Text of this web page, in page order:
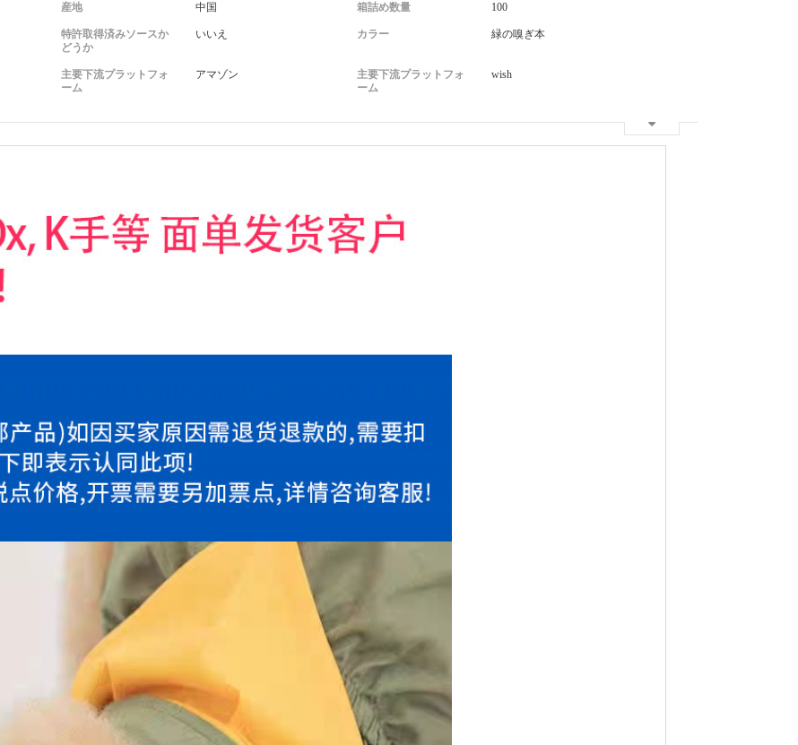
産地 中国 箱詰め数量 100
特許取得済みソースか
どうか
いいえ カラー 緑の嗅ぎ本
主要下流プラットフォ
ーム
アマゾン
主要下流プラットフォ
ーム
wish